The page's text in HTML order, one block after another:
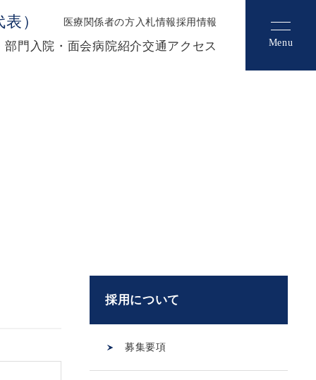
） 医療関係者の方 入札情報採用情報
部門 入院・面会病院紹介交通アクセス Menu
採用について
募集要項